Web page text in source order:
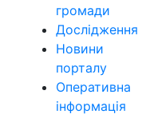
громади
Дослідження
Новини
порталу
Оперативна
інформація